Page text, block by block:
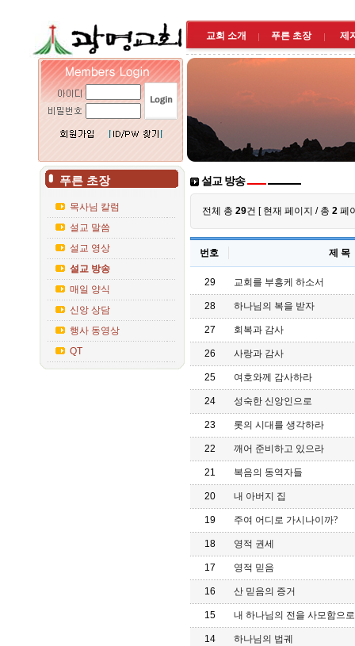
교회 소개 푸른 초장 제
푸른 초장
목사님 칼럼
설교 말씀
설교 영상
설교 방송
매일 양식
신앙 상담
행사 동영상
QT
설교 방송
전체 총 29건 [ 현재 페이지 / 총 2 페
번호 제 목
29 교회를 부흥케 하소서
28 하나님의 복을 받자
27 회복과 감사
26 사랑과 감사
25 여호와께 감사하라
24 성숙한 신앙인으로
23 롯의 시대를 생각하라
22 깨어 준비하고 있으라
21 복음의 동역자들
20 내 아버지 집
19 주여 어디로 가시나이까?
18 영적 권세
17 영적 믿음
16 산 믿음의 증거
15 내 하나님의 전을 사모함으로
14 하나님의 법궤